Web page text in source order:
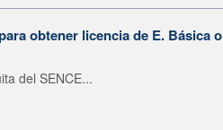
obtener licencia de E. Básica o
del SENCE...